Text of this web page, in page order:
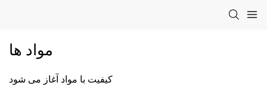
مواد ها
کیفیت با مواد آغاز می شود